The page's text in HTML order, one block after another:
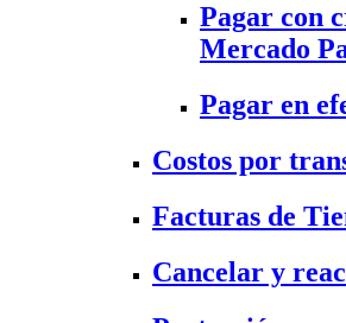
Pagar con
Mercado
Pagar en
Costos por
Facturas de
Cancelar y